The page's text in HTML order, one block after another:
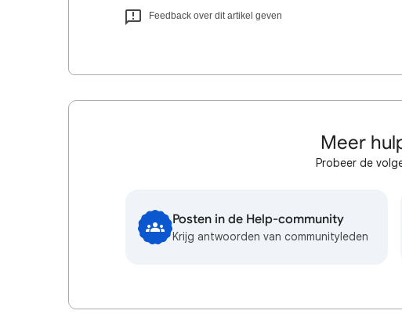
Feedback over dit artikel geven
Meer
Probeer de
Posten in de Help-community
Krijg antwoorden van communityleden